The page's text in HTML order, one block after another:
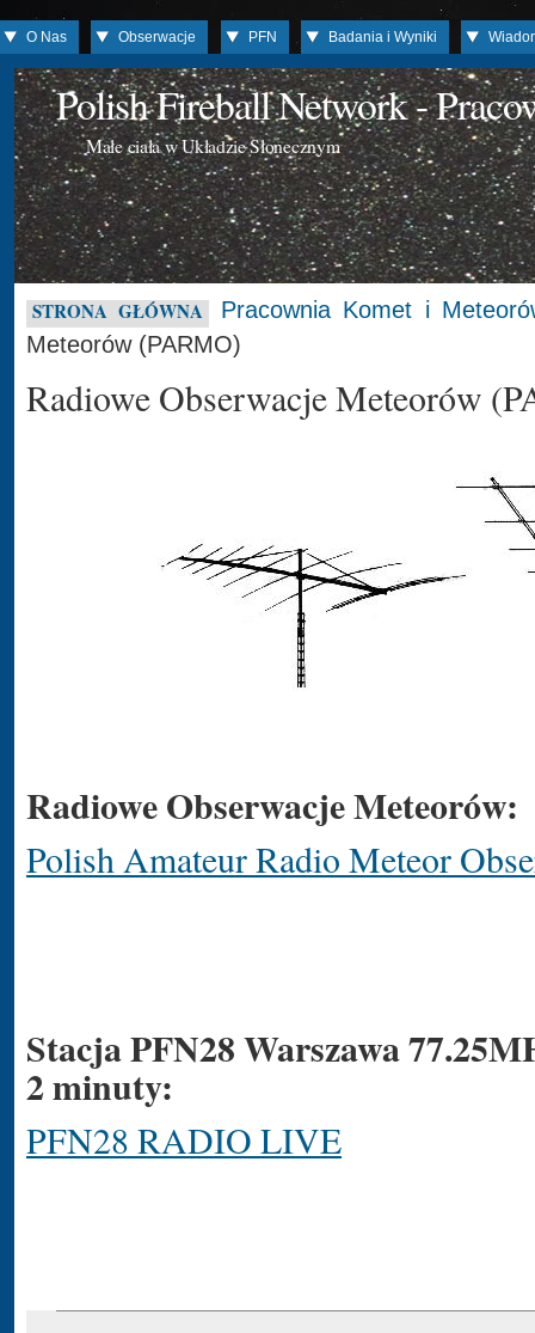
O Nas Obserwacje PFN Badania i Wyniki
Polish Fireball Network -
Małe ciała w Układzie Słonecznym
STRONA GŁÓWNA
Pracownia Komet i
Meteorów (PARMO)
Radiowe Obserwacje Meteorów
Radiowe Obserwacje Meteorów:
Polish Amateur Radio Meteor
Stacja PFN28 Warszawa
2 minuty:
PFN28 RADIO LIVE